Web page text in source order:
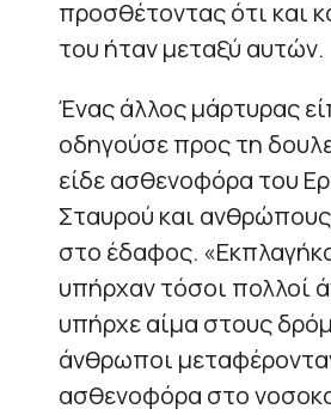
προσθέτοντας ότι και
του ήταν μεταξύ αυτών.
Ένας άλλος μάρτυρας
οδηγούσε προς τη
είδε ασθενοφόρα του
Σταυρού και
στο έδαφος.
υπήρχαν τόσοι πολλοί
υπήρχε αίμα στους
άνθρωποι
ασθενοφόρα στο